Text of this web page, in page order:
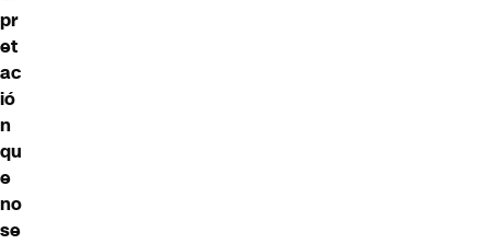
pr
et
ac
ió
n
qu
e
no
se